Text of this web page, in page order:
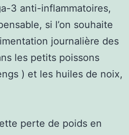
3 anti-inflammatoires,
si l’on souhaite
journalière des
les petits poissons
) et les huiles de noix,
perte de poids en